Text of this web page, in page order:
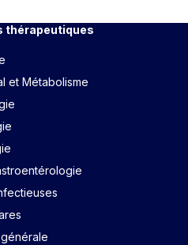
thérapeutiques
et Métabolisme